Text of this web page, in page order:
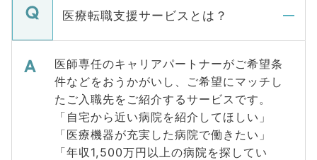
医療転職支援サービスとは？
医師専任のキャリアパートナーがご希望条
件などをおうかがいし、ご希望にマッチし
たご入職先をご紹介するサービスです。
「自宅から近い病院を紹介してほしい」
「医療機器が充実した病院で働きたい」
「年収1,500万円以上の病院を探してい